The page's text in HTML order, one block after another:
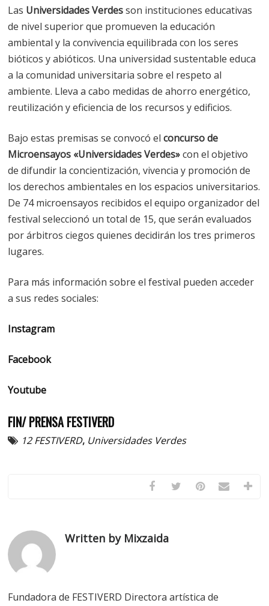
Las Universidades Verdesson instituciones educativas
de nivel superior que promueven la educación
ambiental y la convivencia equilibrada con los seres
bióticos y abióticos. Una universidad sustentable educa
a la comunidad universitaria sobre el respeto al
ambiente. Lleva a cabo medidas de ahorro energético,
reutilización y eficiencia de los recursos y edificios.
Bajo estas premisas se convocó elconcurso de
Microensayos «Universidades Verdes»con el objetivo
de difundir la concientización, vivencia y promoción de
los derechos ambientales en los espacios universitarios.
De 74 microensayos recibidos el equipo organizador del
festival seleccionó un total de 15, que serán evaluados
por árbitros ciegos quienes decidirán los tres primeros
lugares.
Para más información sobre el festival pueden acceder
a sus redes sociales:
Instagram
Facebook
Youtube
FIN/ PRENSA FESTIVERD
12 FESTIVERD, Universidades Verdes
Written by Mixzaida
Fundadora de FESTIVERD Directora artística de